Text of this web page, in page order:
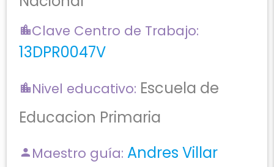
Clave Centro de Trabajo:
13DPR0047V
Nivel educativo: Escuela de
Educacion Primaria
Maestro guía: Andres Villar